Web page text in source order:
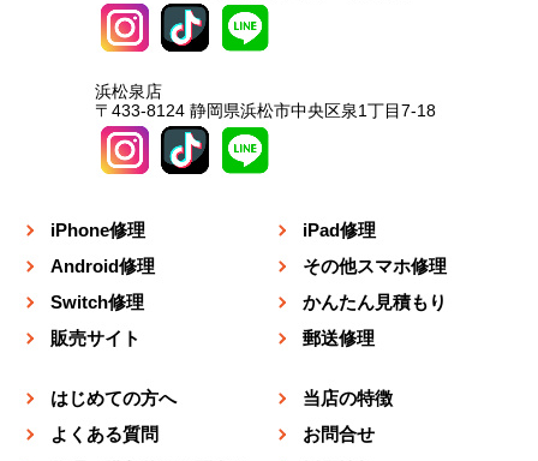
浜松泉店
〒433-8124 静岡県浜松市中央区泉1丁目7-18
iPhone修理
iPad修理
Android修理
その他スマホ修理
Switch修理
かんたん見積もり
販売サイト
郵送修理
はじめての方へ
当店の特徴
よくある質問
お問合せ